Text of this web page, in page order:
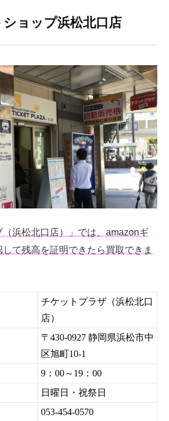
ョップ浜松北口店
（浜松北口店）」では、amazonギ
て残高を証明できたら買取できま
チケットプラザ（浜松北口
店）
〒430-0927 静岡県浜松市中
区旭町10-1
9：00～19：00
日曜日・祝祭日
053-454-0570